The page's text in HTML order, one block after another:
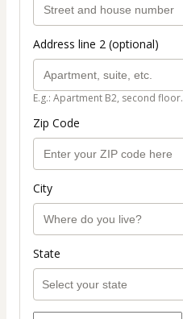
Address line 2 (optional)
E.g.: Apartment B2, second floor.
Zip Code
City
State